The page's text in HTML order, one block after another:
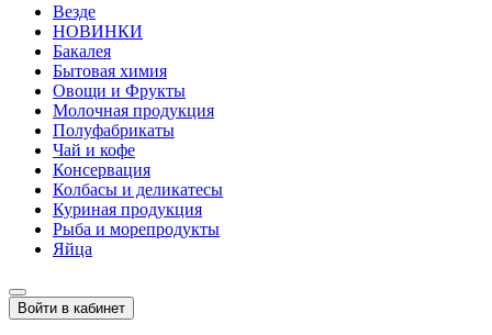
Везде
НОВИНКИ
Бакалея
Бытовая химия
Овощи и Фрукты
Молочная продукция
Полуфабрикаты
Чай и кофе
Консервация
Колбасы и деликатесы
Куриная продукция
Рыба и морепродукты
Яйца
Войти в кабинет